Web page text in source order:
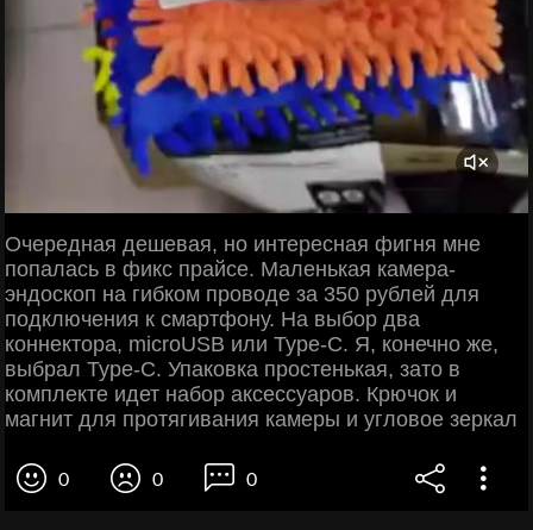
Очередная дешевая, но интересная фигня мне
попалась в фикс прайсе. Маленькая камера-
эндоскоп на гибком проводе за 350 рублей для
подключения к смартфону. На выбор два
коннектора, microUSB или Type-C. Я, конечно же,
выбрал Type-C. Упаковка простенькая, зато в
комплекте идет набор аксессуаров. Крючок и
магнит для протягивания камеры и угловое зеркал
0 0 0